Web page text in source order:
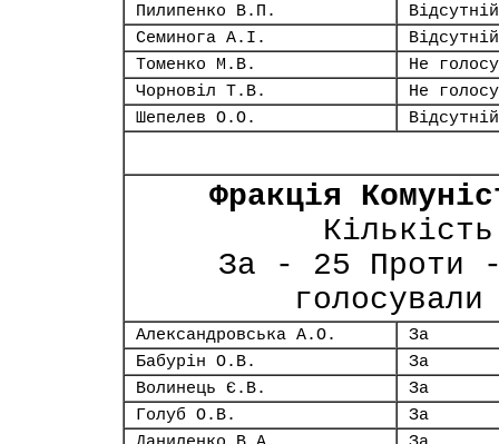
Пилипенко В.П.
Відсутній
Семинога А.І.
Відсутній
Томенко М.В.
Не
Чорновіл Т.В.
Не
Шепелев О.О.
Відсутній
Фракція
За - 25 Проти
Александровська А.О.
За
Бабурін О.В.
За
Волинець Є.В.
За
Голуб О.В.
За